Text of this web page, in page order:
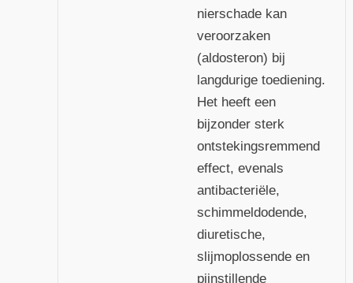
nierschade kan
veroorzaken
(aldosteron) bij
langdurige toediening.
Het heeft een
bijzonder sterk
ontstekingsremmend
effect, evenals
antibacteriële,
schimmeldodende,
diuretische,
slijmoplossende en
pijnstillende